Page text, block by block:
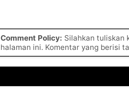
Comment Policy: Silahkan tuliskan
halaman ini. Komentar yang berisi